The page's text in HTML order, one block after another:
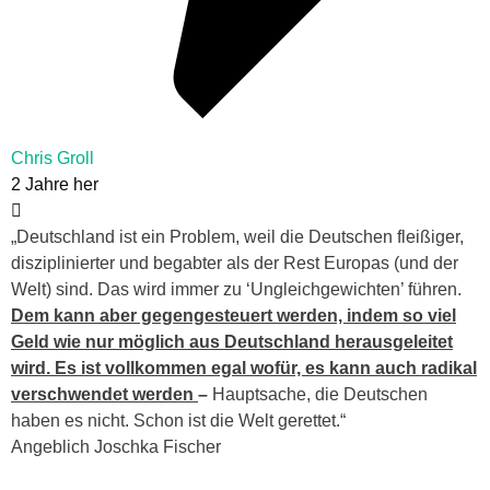
Chris Groll
2 Jahre her
„Deutschland ist ein Problem, weil die Deutschen fleißiger,
disziplinierter und begabter als der Rest Europas (und der
Welt) sind. Das wird immer zu ‘Ungleichgewichten’ führen.
Dem kann aber gegengesteuert werden, indem so viel
Geld wie nur möglich aus Deutschland herausgeleitet
wird. Es ist vollkommen egal wofür, es kann auch radikal
verschwendet werden – Hauptsache, die Deutschen
haben es nicht. Schon ist die Welt gerettet.“
Angeblich Joschka Fischer